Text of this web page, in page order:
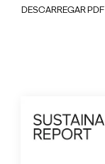
DESCARREGAR PDF